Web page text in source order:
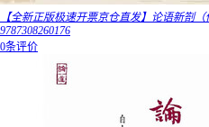
【全新正版极速开票京仓直发】论语新劄
9787308260176
0条评价